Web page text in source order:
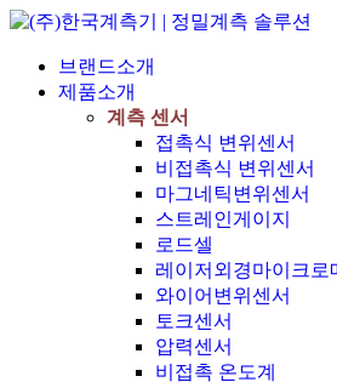
브랜드소개
제품소개
계측 센서
접촉식 변위센서
비접촉식 변위센서
마그네틱변위센서
스트레인게이지
로드셀
레이저외경마이크로
와이어변위센서
토크센서
압력센서
비접촉 온도계